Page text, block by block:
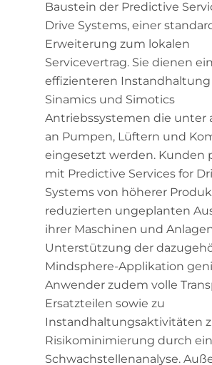
Baustein der Predictive
Drive Systems, einer
Erweiterung zum lokalen
Servicevertrag. Sie dienen
effizienteren Instandhaltung
Sinamics und Simotics
Antriebssystemen die unter
an Pumpen, Lüftern und
eingesetzt werden. Kunden
mit Predictive Services for
Systems von höherer
reduzierten ungeplanten
ihrer Maschinen und
Unterstützung der
Mindsphere-Applikation
Anwender zudem volle
Ersatzteilen sowie zu
Instandhaltungsaktivitäten
Risikominimierung durch
Schwachstellenanalyse.